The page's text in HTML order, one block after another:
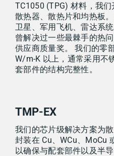
TC1050 (TPG) 材料，我
散热器、散热片和均热板
卫星、军用飞机、雷达系
曾解决过一些最棘手的热
供应商质量奖。 我们的零
W/m-K 以上，通常采用不
套部件的结构完整性。
TMP-EX
我们的芯片级解决方案为
封装在 Cu、WCu、MoCu
以确保与配套部件以及半